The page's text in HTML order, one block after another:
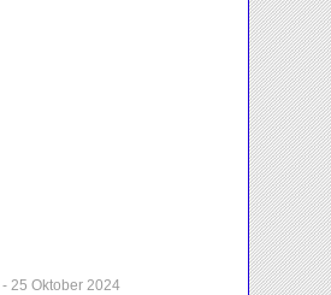
- 25 Oktober 2024